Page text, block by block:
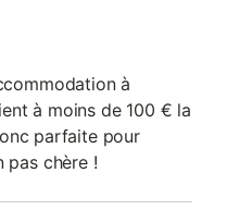
à
à moins de 100 € la
parfaite pour
pas chère !